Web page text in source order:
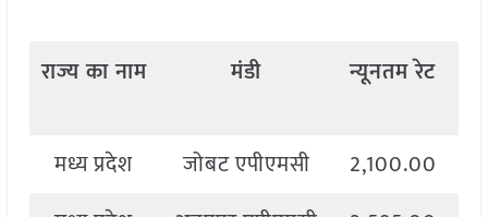
राज्यकानाम मंडी न्यूनतमरेट
मध्य प्रदेश जोबट एपीएमसी 2,100.00